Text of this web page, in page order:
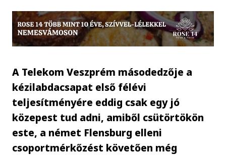
A Telekom Veszprém másodedzője a
kézilabdacsapat első félévi
teljesítményére eddig csak egy jó
közepest tud adni, amiből csütörtökön
este, a német Flensburg elleni
csoportmérkőzést követően még